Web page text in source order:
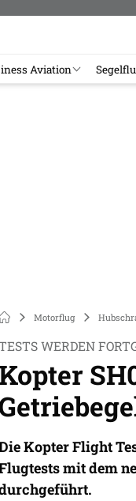
Aviation
Motorflug
WERDEN
Kopter
Kopter Flight
mit dem